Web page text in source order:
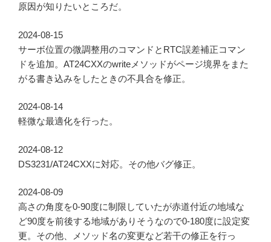
原因が知りたいところだ。
2024-08-15
サーボ位置の微調整用のコマンドとRTC誤差補正コマン
ドを追加。AT24CXXのwriteメソッドがページ境界をまた
がる書き込みをしたときの不具合を修正。
2024-08-14
軽微な最適化を行った。
2024-08-12
DS3231/AT24CXXに対応。その他バグ修正。
2024-08-09
高さの角度を0-90度に制限していたが赤道付近の地域な
ど90度を前後する地域がありそうなので0-180度に設定変
更。その他、メソッド名の変更など若干の修正を行っ